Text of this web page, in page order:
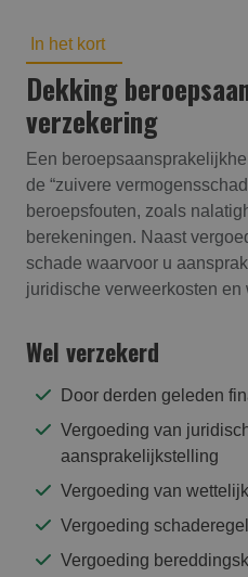
In het kort
Dekking
verzekering
Een
de “zuivere
beroepsfouten, zoals
berekeningen. Naast
schade waarvoor u
juridische verweerkosten en
Wel verzekerd
Door derden geleden
Vergoeding van
aansprakelijkstelling
Vergoeding van
Vergoeding
Vergoeding